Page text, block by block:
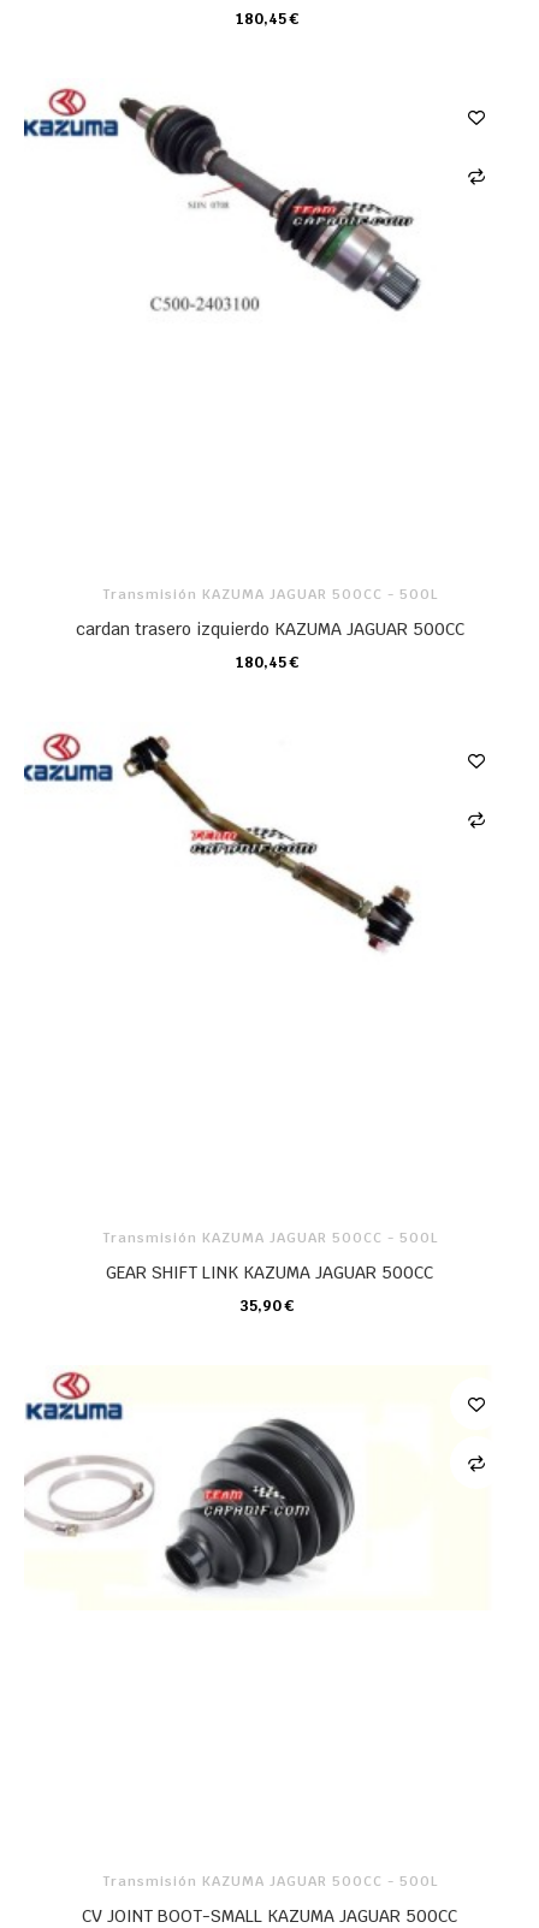
180,45 €
CARRO
Transmisión KAZUMA JAGUAR 500CC - 500L
cardan trasero izquierdo KAZUMA JAGUAR 500CC
180,45 €
CARRO
Transmisión KAZUMA JAGUAR 500CC - 500L
GEAR SHIFT LINK KAZUMA JAGUAR 500CC
35,90 €
CARRO
Transmisión KAZUMA JAGUAR 500CC - 500L
CV JOINT BOOT-SMALL KAZUMA JAGUAR 500CC